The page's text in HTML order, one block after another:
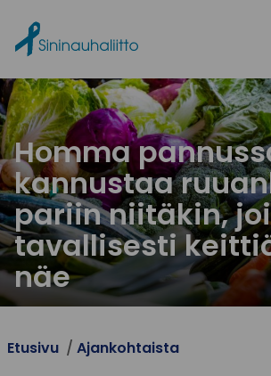
Homma
kannustaa
pariin niitäkin,
tavallisesti
näe
Etusivu Ajankohtaista